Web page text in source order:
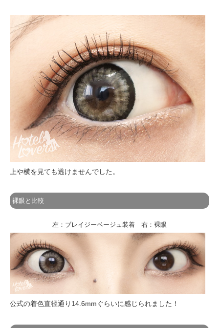
上や横を見ても透けませんでした。
裸眼と比較
左：ブレイジーベージュ装着 右：裸眼
公式の着色直径通り14.6mmぐらいに感じられました！